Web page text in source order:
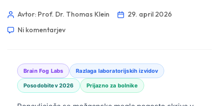
Avtor: Prof. Dr. Thomas Klein
29. april 2026
Ni komentarjev
Brain Fog Labs Razlaga laboratorijskih izvidov
Posodobitev 2026 Prijazno za bolnike